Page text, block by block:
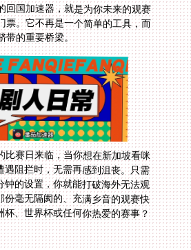
带的重要桥梁。
比赛日来临，当你想在新加坡看咪
遇阻拦时，无需再感到沮丧。只需
钟的设置，你就能打破海外无法观
份毫无隔阂的、充满乡音的观赛快
杯、世界杯或任何你热爱的赛事？